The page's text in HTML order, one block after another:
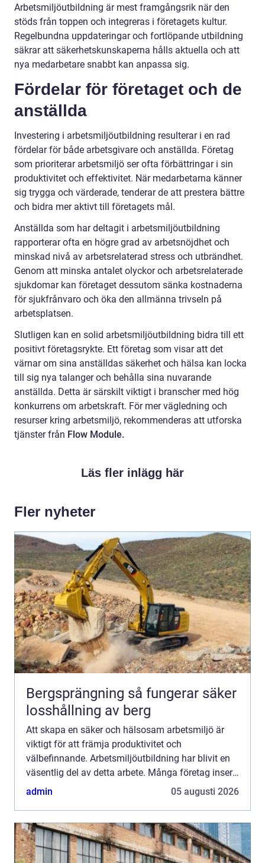
Arbetsmiljöutbildning är mest framgångsrik när den
stöds från toppen och integreras i företagets kultur.
Regelbundna uppdateringar och fortlöpande utbildning
säkrar att säkerhetskunskaperna hålls aktuella och att
nya medarbetare snabbt kan anpassa sig.
Fördelar för företaget och de
anställda
Investering i arbetsmiljöutbildning resulterar i en rad
fördelar för både arbetsgivare och anställda. Företag
som prioriterar arbetsmiljö ser ofta förbättringar i sin
produktivitet och effektivitet. När medarbetarna känner
sig trygga och värderade, tenderar de att prestera bättre
och bidra mer aktivt till företagets mål.
Anställda som har deltagit i arbetsmiljöutbildning
rapporterar ofta en högre grad av arbetsnöjdhet och
minskad nivå av arbetsrelaterad stress och utbrändhet.
Genom att minska antalet olyckor och arbetsrelaterade
sjukdomar kan företaget dessutom sänka kostnaderna
för sjukfrånvaro och öka den allmänna trivseln på
arbetsplatsen.
Slutligen kan en solid arbetsmiljöutbildning bidra till ett
positivt företagsrykte. Ett företag som visar att det
värnar om sina anställdas säkerhet och hälsa kan locka
till sig nya talanger och behålla sina nuvarande
anställda. Detta är särskilt viktigt i branscher med hög
konkurrens om arbetskraft. För mer vägledning och
resurser kring arbetsmiljö, rekommenderas att utforska
tjänster från Flow Module.
Läs fler inlägg här
Fler nyheter
Bergsprängning så fungerar säker
losshållning av berg
Att skapa en säker och hälsosam arbetsmiljö är
viktigt för att främja produktivitet och
välbefinnande. Arbetsmiljöutbildning har blivit en
väsentlig del av detta arbete. Många företag inser
att ...
admin 05 augusti 2026